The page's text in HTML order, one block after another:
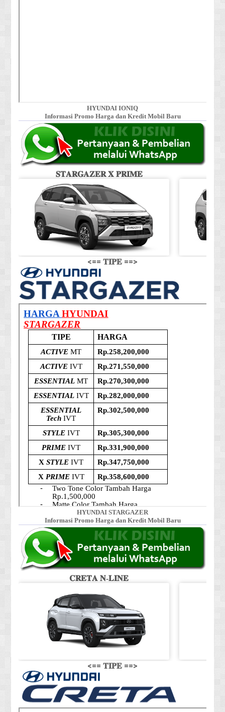
HYUNDAI IONIQ
Informasi Promo Harga dan Kredit Mobil Baru
𝐒𝐓𝐀𝐑𝐆𝐀𝐙𝐄𝐑 𝐗 𝐏𝐑𝐈𝐌𝐄
<== 𝐓𝐈𝐏𝐄 ==>
HYUNDAI STARGAZER
Informasi Promo Harga dan Kredit Mobil Baru
𝐂𝐑𝐄𝐓𝐀 𝐍-𝐋𝐈𝐍𝐄
<== 𝐓𝐈𝐏𝐄 ==>